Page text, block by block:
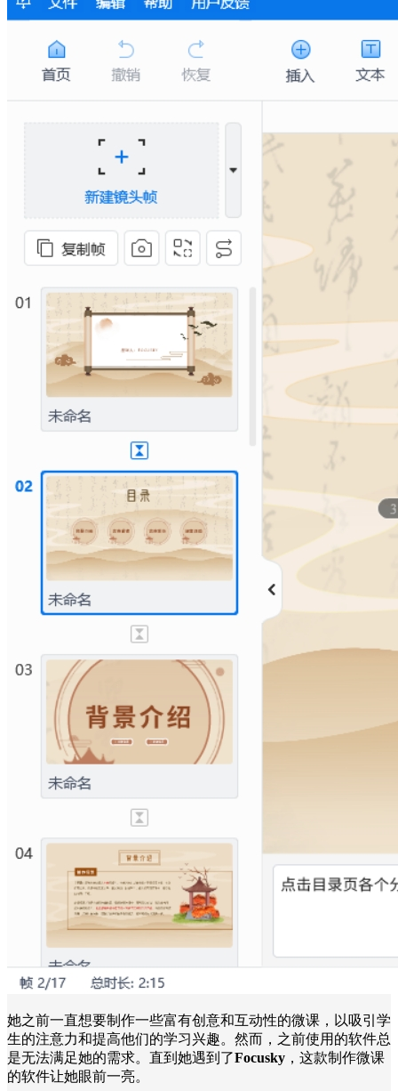
她之前一直想要制作一些富有创意和互动性的微课，以吸引学
生的注意力和提高他们的学习兴趣。然而，之前使用的软件总
是无法满足她的需求。直到她遇到了Focusky ，这款制作微课
的软件让她眼前一亮。